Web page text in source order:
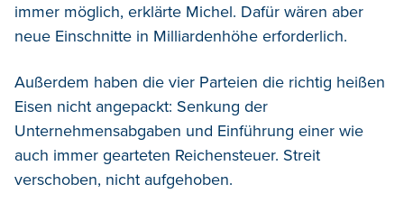
immer möglich, erklärte Michel. Dafür wären aber
neue Einschnitte in Milliardenhöhe erforderlich.
Außerdem haben die vier Parteien die richtig heißen
Eisen nicht angepackt: Senkung der
Unternehmensabgaben und Einführung einer wie
auch immer gearteten Reichensteuer. Streit
verschoben, nicht aufgehoben.